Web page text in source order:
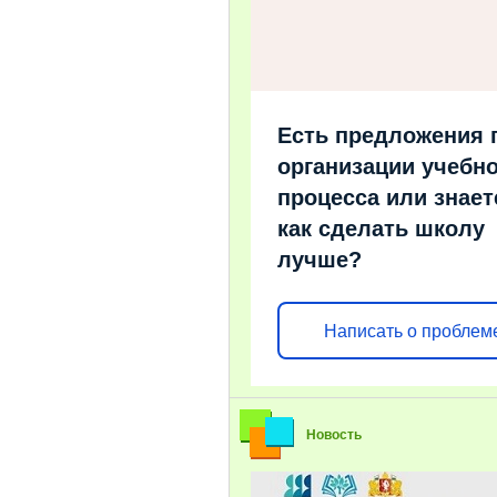
Есть предложения
организации
процесса или
как сделать школу
лучше?
Написать о
Новость